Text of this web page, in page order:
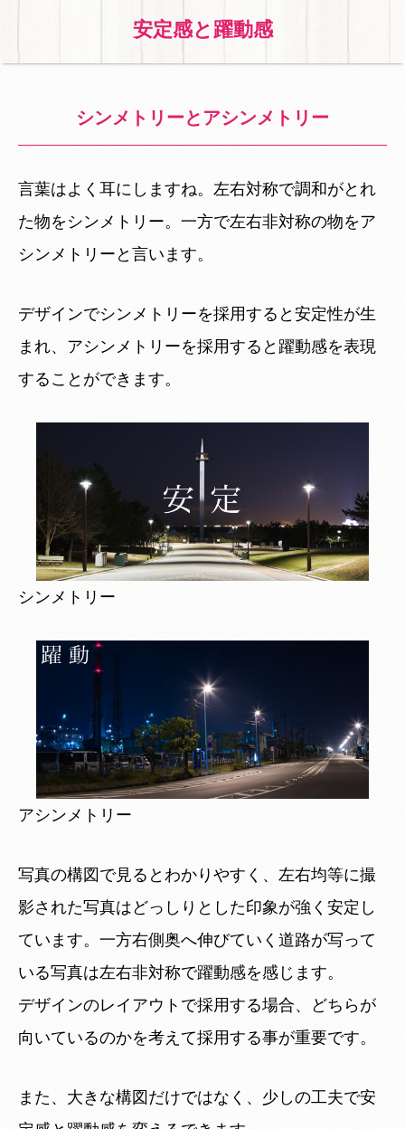
安定感と躍動感
シンメトリーとアシンメトリー
言葉はよく耳にしますね。左右対称で調和がとれ
た物をシンメトリー。一方で左右非対称の物をア
シンメトリーと言います。
デザインでシンメトリーを採用すると安定性が生
まれ、アシンメトリーを採用すると躍動感を表現
することができます。
シンメトリー
アシンメトリー
写真の構図で見るとわかりやすく、左右均等に撮
影された写真はどっしりとした印象が強く安定し
ています。一方右側奥へ伸びていく道路が写って
いる写真は左右非対称で躍動感を感じます。
デザインのレイアウトで採用する場合、どちらが
向いているのかを考えて採用する事が重要です。
また、大きな構図だけではなく、少しの工夫で安